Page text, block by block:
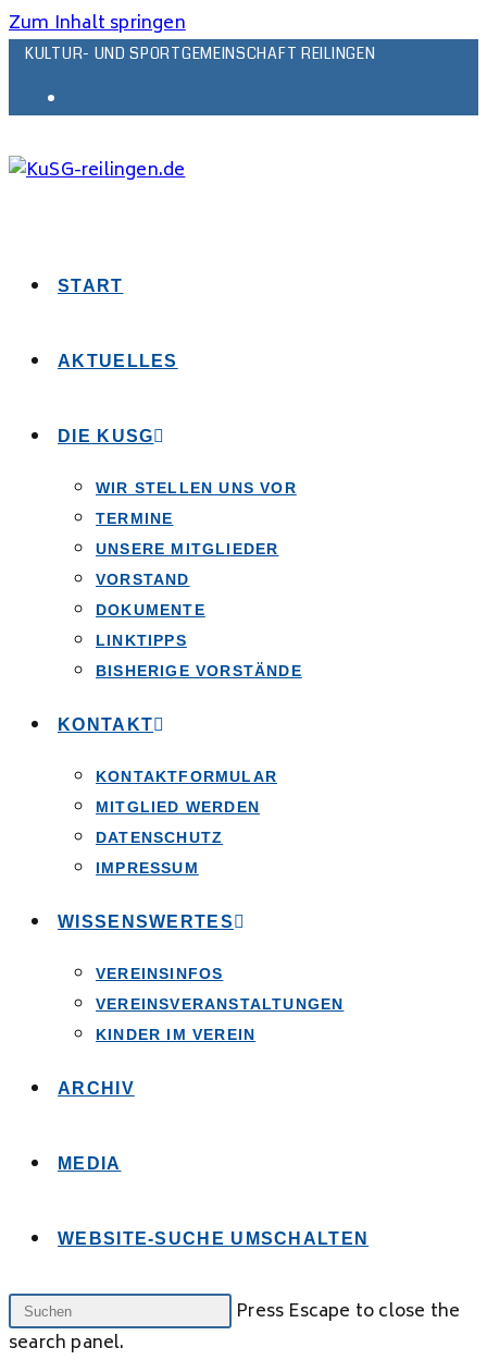
Zum Inhalt springen
KULTUR- UND SPORTGEMEINSCHAFT REILINGEN
START
AKTUELLES
DIE KUSG
WIR STELLEN UNS VOR
TERMINE
UNSERE MITGLIEDER
VORSTAND
DOKUMENTE
LINKTIPPS
BISHERIGE VORSTÄNDE
KONTAKT
KONTAKTFORMULAR
MITGLIED WERDEN
DATENSCHUTZ
IMPRESSUM
WISSENSWERTES
VEREINSINFOS
VEREINSVERANSTALTUNGEN
KINDER IM VEREIN
ARCHIV
MEDIA
WEBSITE-SUCHE UMSCHALTEN
Press Escape to close the
search panel.